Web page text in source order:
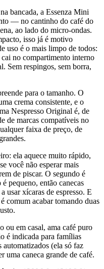
bancada, a Essenza Mini
— no cantinho do café do
ao lado do micro-ondas.
isso já é motivo
uso é o mais limpo de todos:
no compartimento interno
Sem respingos, sem borra,
para o tamanho. O
crema consistente, e o
Nespresso Original é, de
de marcas compatíveis no
faixa de preço, de
ela aquece muito rápido,
você não esperar mais
de piscar. O segundo é
pequeno, então canecas
usar xícaras de espresso. E
comum acabar tomando duas
ou em casal, ama café puro
é indicada para famílias
automatizados (ela só faz
uma caneca grande de café.